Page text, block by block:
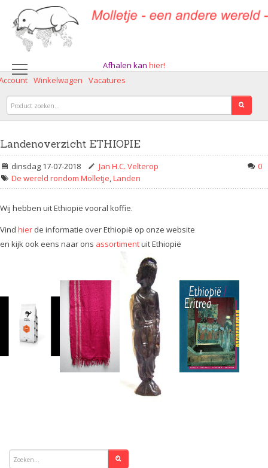
Afhalen kan hier!
Winkelwagen Vacatures
Landenoverzicht ETHIOPIE
0
dinsdag 17-07-2018
Jan H.C. Velterop
De wereld rondom Molletje,Landen
Wij hebben uit Ethiopië vooral koffie.
Vind hier de informatie over Ethiopië op onze website
en kijk ook eens naar ons assortimentuit Ethiopië